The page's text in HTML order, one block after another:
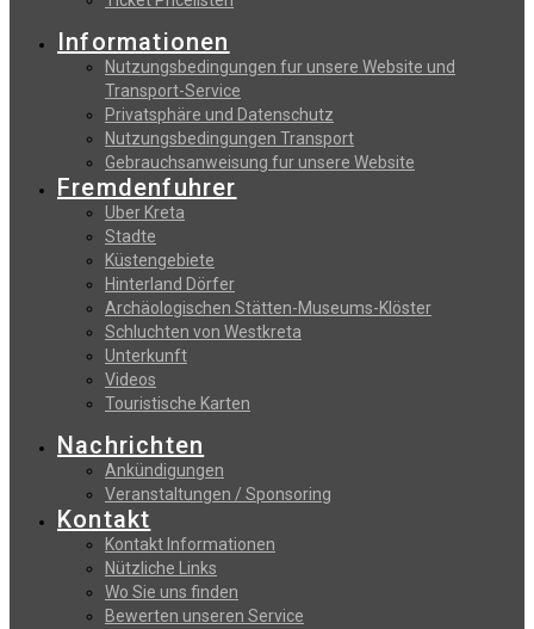
Informationen
Nutzungsbedingungen fur unsere Website und
Transport-Service
Privatsphäre und Datenschutz
Nutzungsbedingungen Transport
Gebrauchsanweisung fur unsere Website
Fremdenfuhrer
Uber Kreta
Stadte
Küstengebiete
Hinterland Dörfer
Archäologischen Stätten-Museums-Klöster
Schluchten von Westkreta
Unterkunft
Videos
Touristische Karten
Nachrichten
Ankündigungen
Veranstaltungen / Sponsoring
Kontakt
Kontakt Informationen
Nützliche Links
Wo Sie uns finden
Bewerten unseren Service